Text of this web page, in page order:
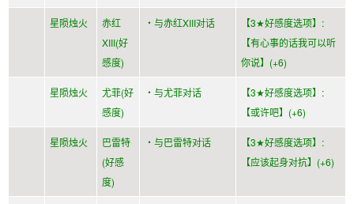
星陨烛火
赤红
XIII(好
感度)
・与赤红XIII对话
【3★好感度选项】:
【有心事的话我可以听
你说】(+6)
星陨烛火
尤菲(好
感度)
・与尤菲对话
【3★好感度选项】:
【或许吧】(+6)
星陨烛火
巴雷特
(好感
度)
・与巴雷特对话
【3★好感度选项】:
【应该起身对抗】(+6)